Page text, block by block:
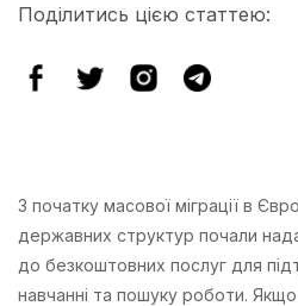
З початку масової міграції в
державних структур почали
до безкоштовних послуг для
навчанні та пошуку роботи. Якщо
Поділитись цією статтею: